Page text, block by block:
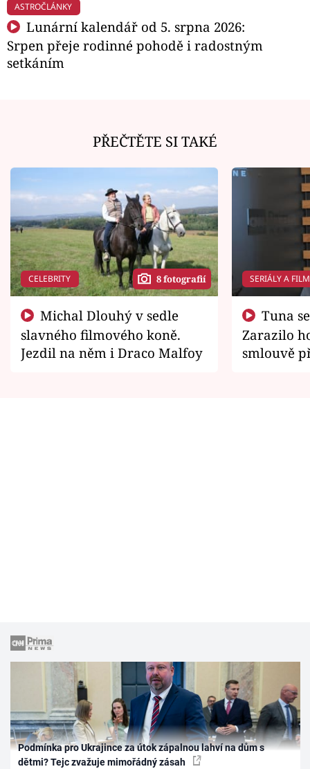
ASTROČLÁNKY
Lunární kalendář od 5. srpna 2026:
Srpen přeje rodinné pohodě i radostným
setkáním
PŘEČTĚTE SI TAKÉ
CELEBRITY 8 fotografií
slavného filmového koně.
Jezdil na něm i Draco Malfoy
SERIÁLY A
Zarazilo
smlouvě
Podmínka pro Ukrajince za útok zápalnou lahví na dům s
dětmi? Tejc zvažuje mimořádný zásah